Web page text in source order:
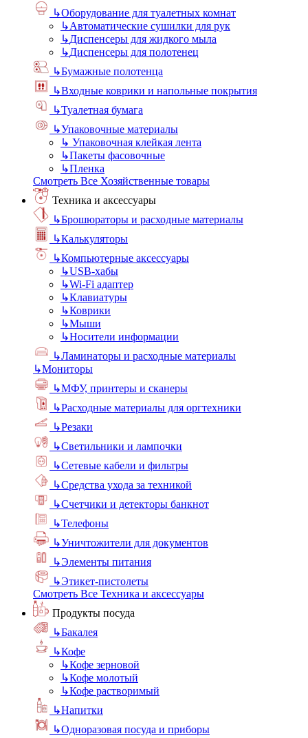
↳Оборудование для туалетных комнат
↳Автоматические сушилки для рук
↳Диспенсеры для жидкого мыла
↳Диспенсеры для полотенец
↳Бумажные полотенца
↳Входные коврики и напольные покрытия
↳Туалетная бумага
↳Упаковочные материалы
↳ Упаковочная клейкая лента
↳Пакеты фасовочные
↳Пленка
Смотреть Все Хозяйственные товары
Техника и аксессуары
↳Брошюраторы и расходные материалы
↳Калькуляторы
↳Компьютерные аксессуары
↳USB-хабы
↳Wi-Fi адаптер
↳Клавиатуры
↳Коврики
↳Мыши
↳Носители информации
↳Ламинаторы и расходные материалы
↳Мониторы
↳МФУ, принтеры и сканеры
↳Расходные материалы для оргтехники
↳Резаки
↳Светильники и лампочки
↳Сетевые кабели и фильтры
↳Средства ухода за техникой
↳Счетчики и детекторы банкнот
↳Телефоны
↳Уничтожители для документов
↳Элементы питания
↳Этикет-пистолеты
Смотреть Все Техника и аксессуары
Продукты посуда
↳Бакалея
↳Кофе
↳Кофе зерновой
↳Кофе молотый
↳Кофе растворимый
↳Напитки
↳Одноразовая посуда и приборы